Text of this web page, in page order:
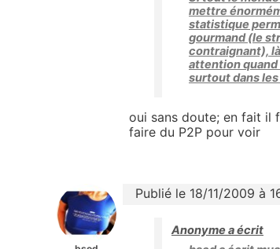
mettre
statistique
gourmand (le
contraignant),
attention quand
surtout dans
oui sans doute; en fait il
faire du P2P pour voir
Publié le 18/11/2009 à
Anonyme a écrit